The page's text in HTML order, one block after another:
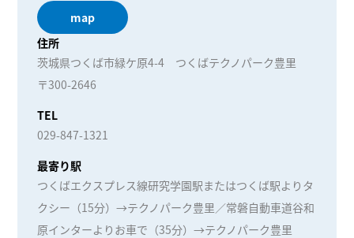
map
住所
茨城県つくば市緑ケ原4-4 つくばテクノパーク豊里
〒300-2646
TEL
029-847-1321
最寄り駅
つくばエクスプレス線研究学園駅またはつくば駅よりタ
クシー（15分）→テクノパーク豊里／常磐自動車道谷和
原インターよりお車で（35分）→テクノパーク豊里